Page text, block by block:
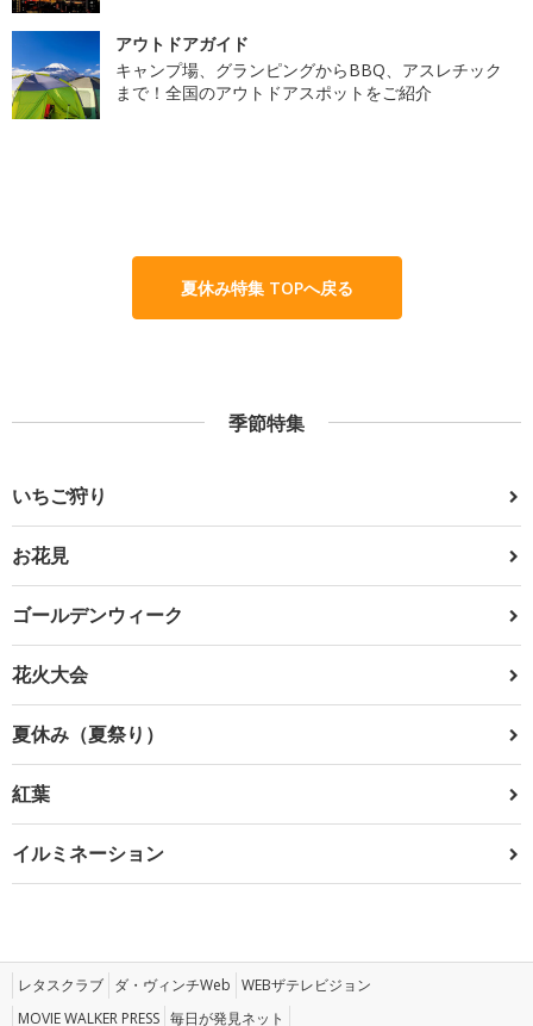
アウトドアガイド
キャンプ場、グランピングからBBQ、アスレチック
まで！全国のアウトドアスポットをご紹介
夏休み特集 TOPへ戻る
季節特集
いちご狩り
お花見
ゴールデンウィーク
花火大会
夏休み（夏祭り）
紅葉
イルミネーション
レタスクラブ ダ・ヴィンチWeb WEBザテレビジョン
MOVIE WALKER PRESS 毎日が発見ネット